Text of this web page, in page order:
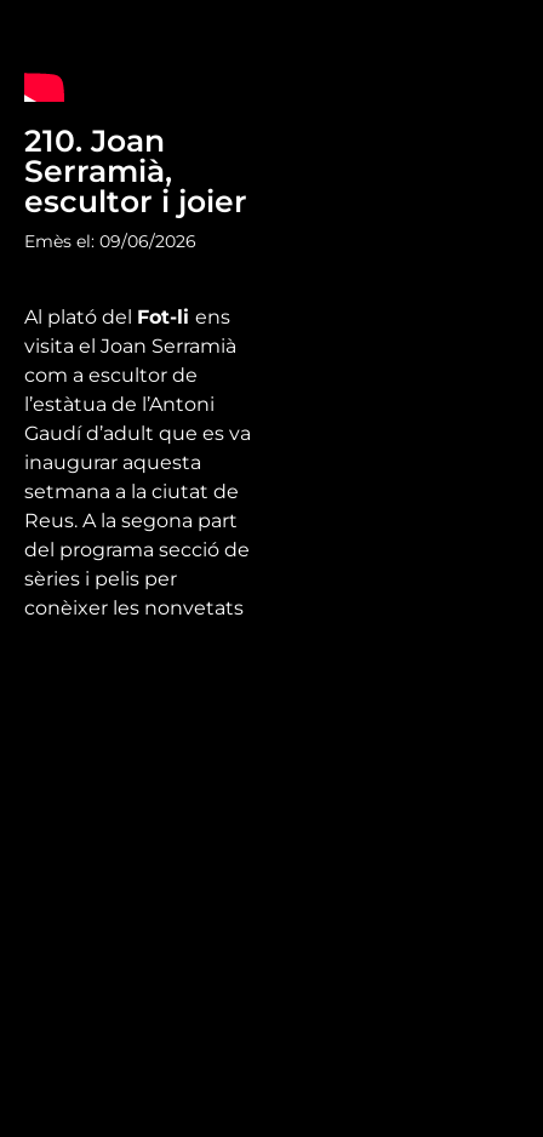
210. Joan
Serramià,
escultor i joier
Emès el: 09/06/2026
Al plató del Fot-li ens
visita el Joan Serramià
com a escultor de
l’estàtua de l’Antoni
Gaudí d’adult que es va
inaugurar aquesta
setmana a la ciutat de
Reus. A la segona part
del programa secció de
sèries i pelis per
conèixer les nonvetats